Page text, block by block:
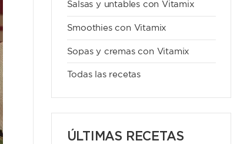
Salsas y untables con Vitamix
Smoothies con Vitamix
Sopas y cremas con Vitamix
Todas las recetas
ÚLTIMAS RECETAS